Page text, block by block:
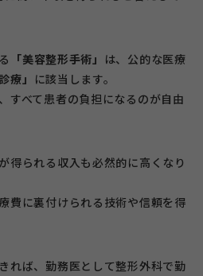
「美容整形手術」 は、公的な医療
療」 に該当します。
すべて患者の負担になるのが自由
得られる収入も必然的に高くなり
費に裏付けられる技術や信頼を得
れば、勤務医として整形外科で勤